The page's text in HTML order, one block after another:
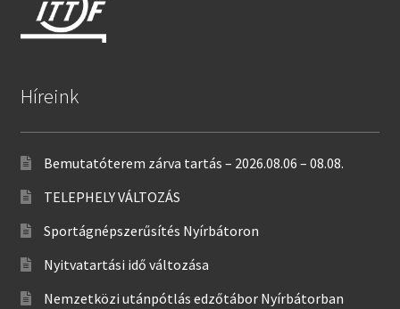
Híreink
Bemutatóterem zárva tartás – 2026.08.06 – 08.08.
TELEPHELY VÁLTOZÁS
Sportágnépszerűsítés Nyírbátoron
Nyitvatartási idő változása
Nemzetközi utánpótlás edzőtábor Nyírbátorban